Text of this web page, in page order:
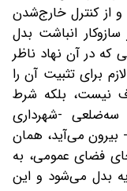
از کنترل ‌خارج‌شدن
انباشت بدل
که در آن نهاد ناظر
برای تثبیت آن را
نیست، بلکه شرط
سه‌ضلعی -شهرداری
بیرون می‌آید، همان
فضای عمومی، به
بدل می‌شود‌ و این